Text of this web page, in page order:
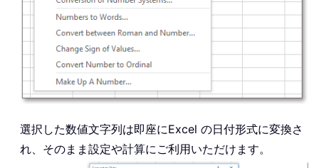
選択した数値文字列は即座にExcel の日付形式に変換さ
れ、そのまま設定や計算にご利用いただけます。